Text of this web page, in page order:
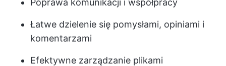
Poprawa komunikacji i współpracy
Łatwe dzielenie się pomysłami, opiniami i
komentarzami
Efektywne zarządzanie plikami